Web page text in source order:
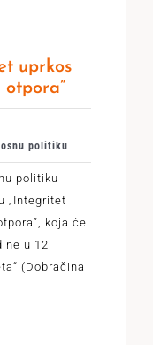
uprkos
politiku
politiku
„Integritet
koja će
u 12
(Dobračina